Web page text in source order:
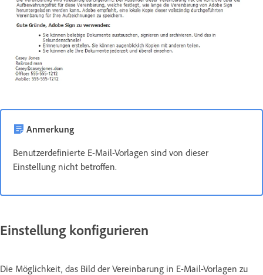
Anmerkung
Benutzerdefinierte E-Mail-Vorlagen sind von dieser
Einstellung nicht betroffen.
Einstellung konfigurieren
Die Möglichkeit, das Bild der Vereinbarung in E-Mail-Vorlagen zu